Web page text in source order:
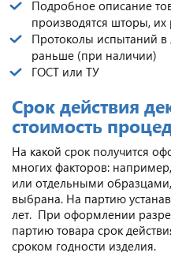
Подробное описание
производятся шторы, их
Протоколы испытаний
раньше (при наличии)
ГОСТ или ТУ
Срок действия
стоимость
На какой срок получится
многих факторов:
или отдельными
выбрана. На партию
лет. При оформлении
партию товара срок
сроком годности изделия.